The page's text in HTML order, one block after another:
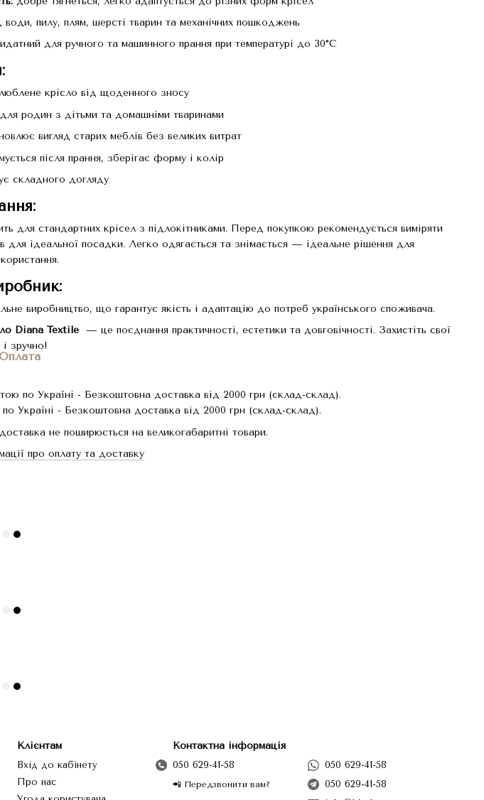
води, пилу, плям, шерсті тварин та механічних пошкоджень
для ручного та машинного прання при температурі до 30°C
крісло від щоденного зносу
родин з дітьми та домашніми тваринами
вигляд старих меблів без великих витрат
після прання, зберігає форму і колір
складного догляду
для стандартних крісел з підлокітниками. Перед покупкою рекомендується виміряти
для ідеальної посадки. Легко одягається та знімається — ідеальне рішення для
виробництво, що гарантує якість і адаптацію до потреб українського споживача.
Diana Textile — це поєднання практичності, естетики та довговічності. Захистіть свої
зручно!
Оплата
по Україні - Безкоштовна доставка від 2000 грн (склад-склад).
Україні - Безкоштовна доставка від 2000 грн (склад-склад).
не поширюється на великогабаритні товари.
про оплату та доставку
Клієнтам
Вхід до кабінету
Про нас
Контактна інформація
050 629-41-58
📲 Передзвонити вам?
050 629-41-58
050 629-41-58